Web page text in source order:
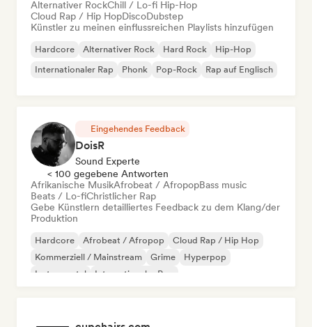
Alternativer RockChill / Lo-fi Hip-Hop
Cloud Rap / Hip HopDiscoDubstep
Künstler zu meinen einflussreichen Playlists hinzufügen
Hardcore Alternativer Rock Hard Rock
Hip-Hop
Internationaler Rap
Phonk Pop-Rock Rap auf Englisch
Eingehendes Feedback
DoisR
Sound Experte
< 100 gegebene Antworten
Afrikanische MusikAfrobeat / AfropopBass music
Beats / Lo-fiChristlicher Rap
Gebe Künstlern detailliertes Feedback zu dem Klang/der
Produktion
Hardcore Afrobeat / Afropop
Cloud Rap / Hip Hop
Kommerziell / Mainstream
Grime
Hyperpop
Instrumental
Internationaler Pop